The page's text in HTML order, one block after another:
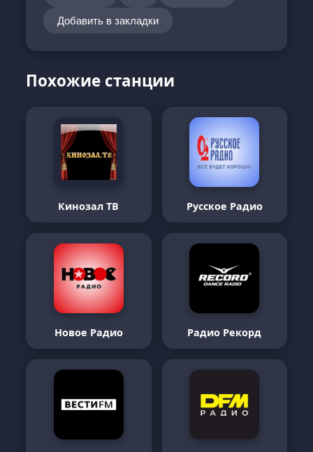
Добавить в закладки
Похожие станции
Кинозал ТВ Русское Радио
Новое Радио Радио Рекорд